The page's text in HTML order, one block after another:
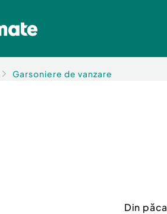
Garsoniere de vanzare
Din